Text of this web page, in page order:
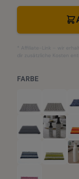
* Affiliate-Link – wir
dir zusätzliche Kosten
FARBE